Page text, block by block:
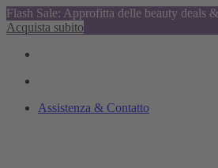
Flash Sale: Approfitta delle beauty deals
Acquista subito
Assistenza & Contatto